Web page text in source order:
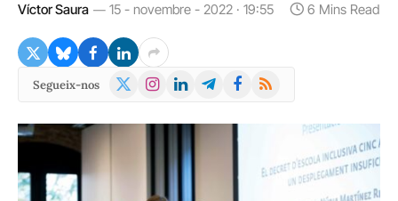
Víctor Saura 15 - novembre - 2022 · 19:55 6 Mins Read
Segueix-nos
X
Instagram
LinkedInTelegramFacebook
RSS